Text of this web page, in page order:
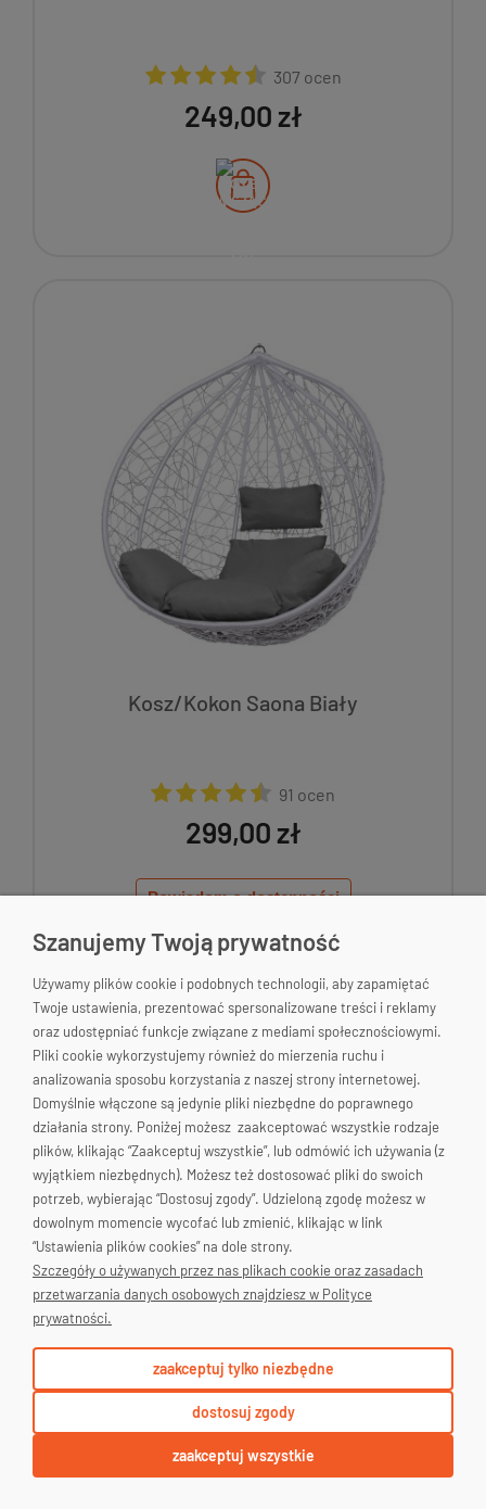
307 ocen
249,00 zł
Kosz/Kokon Saona Biały
91 ocen
299,00 zł
Powiadom o dostępności
Kosz/Kokon Saona Szary
Szanujemy Twoją prywatność
Używamy plików cookie i podobnych technologii, aby zapamiętać
Twoje ustawienia, prezentować spersonalizowane treści i reklamy
oraz udostępniać funkcje związane z mediami społecznościowymi.
Pliki cookie wykorzystujemy również do mierzenia ruchu i
analizowania sposobu korzystania z naszej strony internetowej.
Domyślnie włączone są jedynie pliki niezbędne do poprawnego
działania strony. Poniżej możesz zaakceptować wszystkie rodzaje
plików, klikając “Zaakceptuj wszystkie”, lub odmówić ich używania (z
wyjątkiem niezbędnych). Możesz też dostosować pliki do swoich
potrzeb, wybierając “Dostosuj zgody”. Udzieloną zgodę możesz w
dowolnym momencie wycofać lub zmienić, klikając w link
“Ustawienia plików cookies” na dole strony.
Szczegóły o używanych przez nas plikach cookie oraz zasadach
przetwarzania danych osobowych znajdziesz w Polityce
prywatności.
zaakceptuj tylko niezbędne
dostosuj zgody
zaakceptuj wszystkie